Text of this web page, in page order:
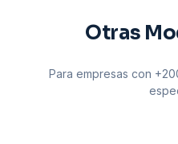
Otras
Para empresas con